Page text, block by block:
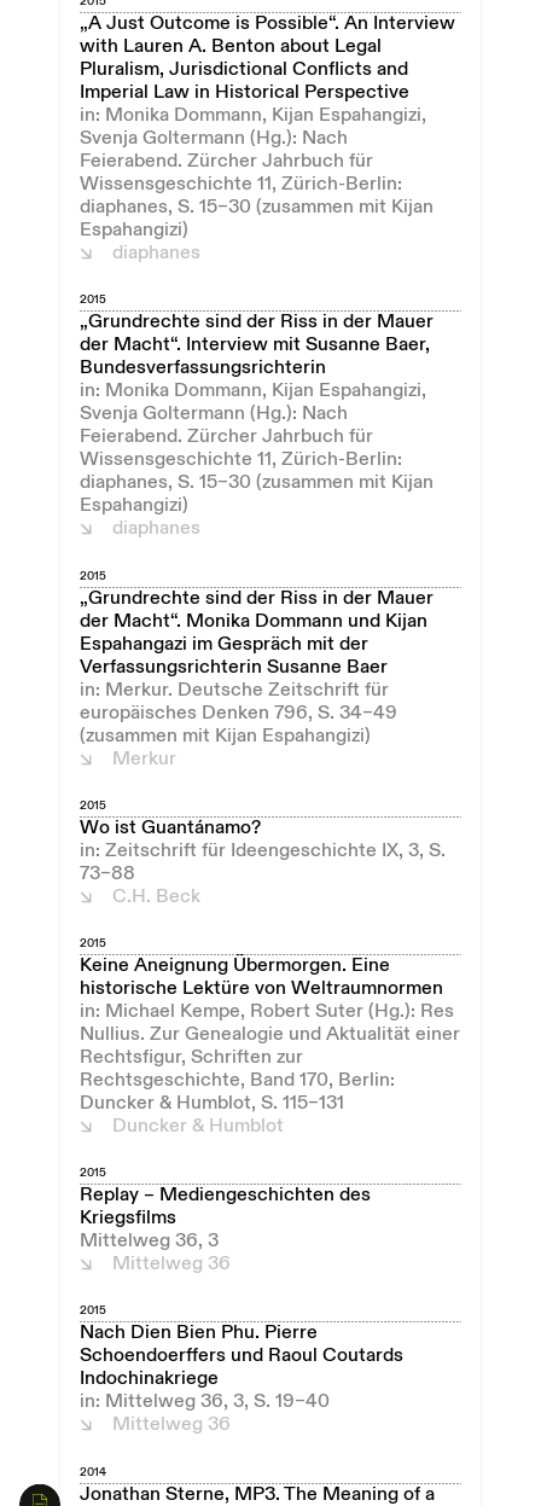
„A Just Outcome is Possible“. An Interview
with Lauren A. Benton about Legal
Pluralism, Jurisdictional Conflicts and
Imperial Law in Historical Perspective
in: Monika Dommann, Kijan Espahangizi,
Svenja Goltermann (Hg.): Nach
Feierabend. Zürcher Jahrbuch für
Wissensgeschichte 11, Zürich-Berlin:
diaphanes, S. 15–30 (zusammen mit Kijan
Espahangizi)
diaphanes
2015
„Grundrechte sind der Riss in der Mauer
der Macht“. Interview mit Susanne Baer,
Bundesverfassungsrichterin
in: Monika Dommann, Kijan Espahangizi,
Svenja Goltermann (Hg.): Nach
Feierabend. Zürcher Jahrbuch für
Wissensgeschichte 11, Zürich-Berlin:
diaphanes, S. 15–30 (zusammen mit Kijan
Espahangizi)
diaphanes
2015
„Grundrechte sind der Riss in der Mauer
der Macht“. Monika Dommann und Kijan
Espahangazi im Gespräch mit der
Verfassungsrichterin Susanne Baer
in: Merkur. Deutsche Zeitschrift für
europäisches Denken 796, S. 34–49
(zusammen mit Kijan Espahangizi)
Merkur
2015
Wo ist Guantánamo?
in: Zeitschrift für Ideengeschichte IX, 3, S.
73–88
C.H. Beck
2015
Keine Aneignung Übermorgen. Eine
historische Lektüre von Weltraumnormen
in: Michael Kempe, Robert Suter (Hg.): Res
Nullius. Zur Genealogie und Aktualität einer
Rechtsfigur, Schriften zur
Rechtsgeschichte, Band 170, Berlin:
Duncker & Humblot, S. 115–131
Duncker & Humblot
2015
Replay – Mediengeschichten des
Kriegsfilms
Mittelweg 36, 3
Mittelweg 36
2015
Nach Dien Bien Phu. Pierre
Schoendoerffers und Raoul Coutards
Indochinakriege
in: Mittelweg 36, 3, S. 19–40
Mittelweg 36
2014
Jonathan Sterne, MP3. The Meaning of a